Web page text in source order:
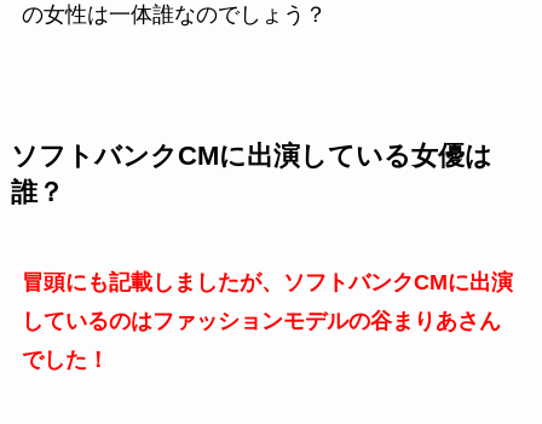
の女性は一体誰なのでしょう？
ソフトバンクCMに出演している女優は
誰？
冒頭にも記載しましたが、ソフトバンクCMに出演
しているのはファッションモデルの谷まりあさん
でした！